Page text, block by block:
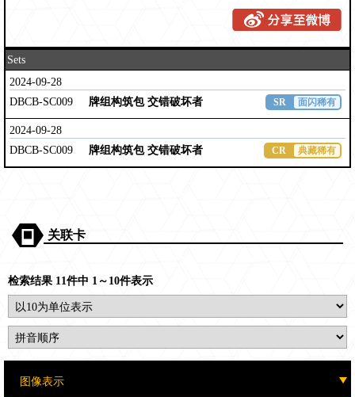
Sets
2024-09-28
DBCB-SC009
牌组构筑包 交错破坏者 SR 面闪稀有
2024-09-28
DBCB-SC009
牌组构筑包 交错破坏者 CR 典藏稀有
关联卡
检索结果 11件中 1～10件表示